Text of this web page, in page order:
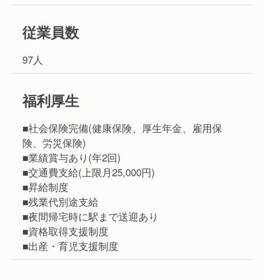
従業員数
97人
福利厚生
■社会保険完備(健康保険、厚生年金、雇用保
険、労災保険)
■業績賞与あり(年2回)
■交通費支給(上限月25,000円)
■昇給制度
■残業代別途支給
■夜間帰宅時に駅まで送迎あり
■資格取得支援制度
■出産・育児支援制度